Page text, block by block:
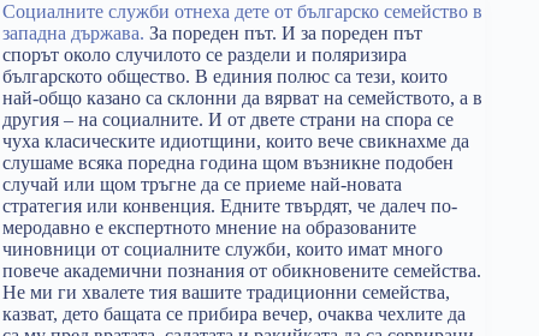
Социалните служби отнеха дете от българско семейство в
западна държава. За пореден път. И за пореден път
спорът около случилото се раздели и поляризира
българското общество. В единия полюс са тези, които
най-общо казано са склонни да вярват на семейството, а в
другия – на социалните. И от двете страни на спора се
чуха класическите идиотщини, които вече свикнахме да
слушаме всяка поредна година щом възникне подобен
случай или щом тръгне да се приеме най-новата
стратегия или конвенция. Едните твърдят, че далеч по-
меродавно е експертното мнение на образованите
чиновници от социалните служби, които имат много
повече академични познания от обикновените семейства.
Не ми ги хвалете тия вашите традиционни семейства,
казват, дето бащата се прибира вечер, очаква чехлите да